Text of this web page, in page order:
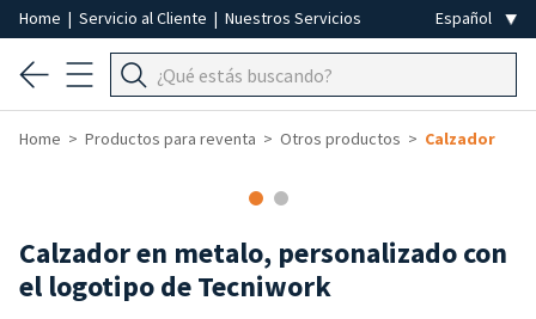
Home | Servicio al Cliente | Nuestros Servicios
Home Productos para reventa Otros productos Calzador
Calzador en metalo, personalizado con
el logotipo de Tecniwork